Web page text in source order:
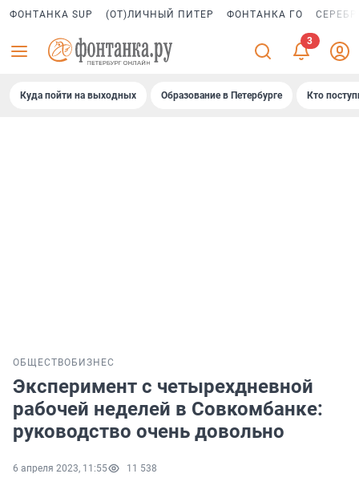
ФОНТАНКА SUP (ОТ)ЛИЧНЫЙ ПИТЕР ФОНТАНКА ГО
Куда пойти на выходных Образование в Петербурге Кто
ОБЩЕСТВО БИЗНЕС
Эксперимент с четырехдневной
рабочей неделей в Совкомбанке:
руководство очень довольно
6 апреля 2023, 11:55 11 538